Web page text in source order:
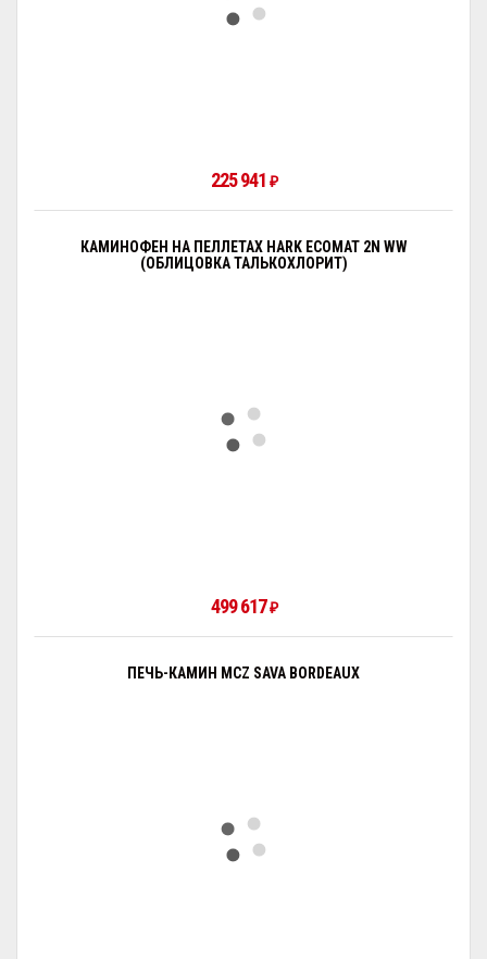
225 941 ₽
КАМИНОФЕН НА ПЕЛЛЕТАХ HARK ECOMAT 2N WW
(ОБЛИЦОВКА ТАЛЬКОХЛОРИТ)
499 617₽
ПЕЧЬ-КАМИН MCZ SAVA BORDEAUX